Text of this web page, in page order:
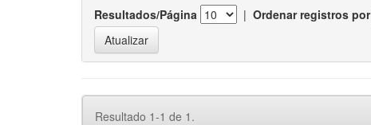
Resultados/Página | Ordenar registros por
Resultado 1-1 de 1.